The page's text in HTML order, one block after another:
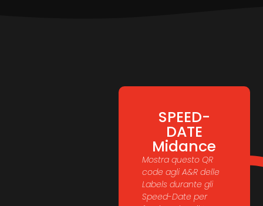
SPEED-
DATE
Midance
Mostra questo QR
code agli A&R delle
Labels durante gli
Speed-Date per